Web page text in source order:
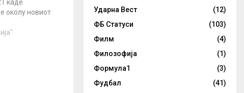
каде
околу новиот
19. Според него,
а не
Ударна Вест
(12)
ФБ Статуси
(103)
Филм
(4)
Филозофија
(1)
Формула1
(3)
Фудбал
(41)